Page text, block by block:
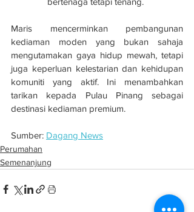
Maris mencerminkan pembangunan
kediaman moden yang bukan sahaja
mengutamakan gaya hidup mewah, tetapi
juga keperluan kelestarian dan kehidupan
komuniti yang aktif. Ini menambahkan
tarikan kepada Pulau Pinang sebagai
destinasi kediaman premium.
Sumber: Dagang News
Perumahan
Semenanjung